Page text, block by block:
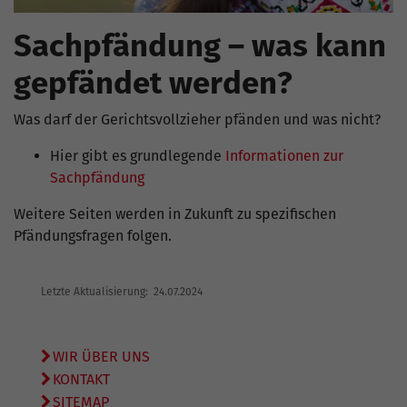
Sachpfändung – was kann
gepfändet werden?
Was darf der Gerichtsvollzieher pfänden und was nicht?
Hier gibt es grundlegende Informationen zur
Sachpfändung
Weitere Seiten werden in Zukunft zu spezifischen
Pfändungsfragen folgen.
Letzte Aktualisierung: 24.07.2024
WIR ÜBER UNS
KONTAKT
SITEMAP